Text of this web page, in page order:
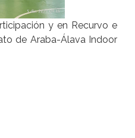
y en Recurvo e
de Araba-Álava Indoor